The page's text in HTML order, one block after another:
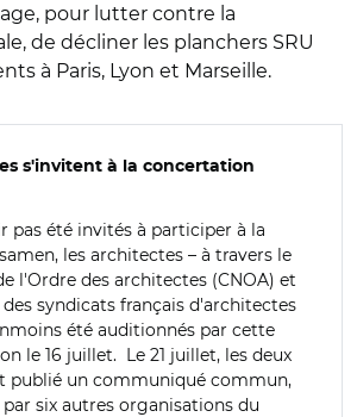
pour lutter contre la
de décliner les planchers SRU
à Paris, Lyon et Marseille.
s'invitent à la concertation
pas été invités à participer à la
les architectes – à travers le
l'Ordre des architectes (CNOA) et
syndicats français d'architectes
été auditionnés par cette
le 16 juillet. Le 21 juillet, les deux
publié un communiqué commun,
six autres organisations du